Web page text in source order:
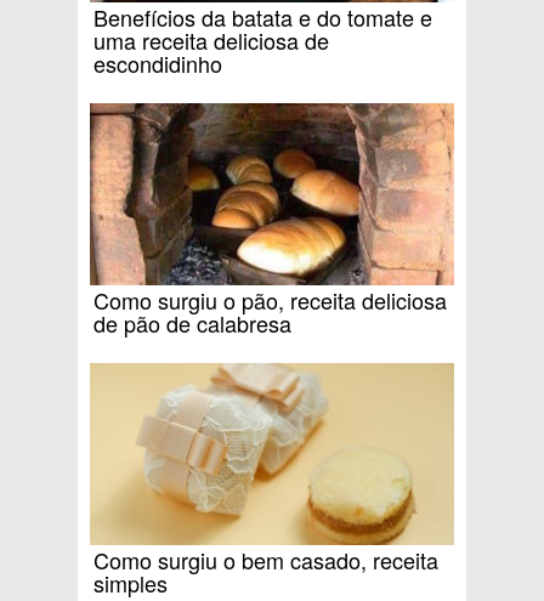
Benefícios da batata e do tomate e
uma receita deliciosa de
escondidinho
Como surgiu o pão, receita deliciosa
de pão de calabresa
Como surgiu o bem casado, receita
simples